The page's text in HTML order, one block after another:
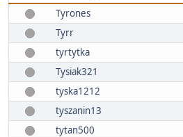
Tyrones
Tyrr
tyrtytka
Tysiak321
tyska1212
tyszanin13
tytan500